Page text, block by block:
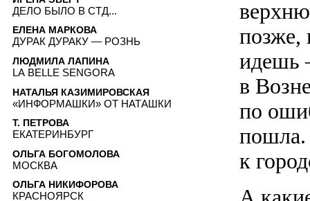
позже,
идешь
в
по
пошла.
к
ДЕЛО БЫЛО В СТД...
ЕЛЕНА МАРКОВА
ДУРАК ДУРАКУ — РОЗНЬ
ЛЮДМИЛА ЛАПИНА
LA BELLE SENGORA
НАТАЛЬЯ КАЗИМИРОВСКАЯ
«ИНФОРМАШКИ» ОТ НАТАШКИ
Т. ПЕТРОВА
ЕКАТЕРИНБУРГ
ОЛЬГА БОГОМОЛОВА
МОСКВА
ОЛЬГА НИКИФОРОВА
КРАСНОЯРСК